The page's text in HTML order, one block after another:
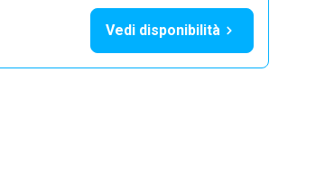
Vedi disponibilità